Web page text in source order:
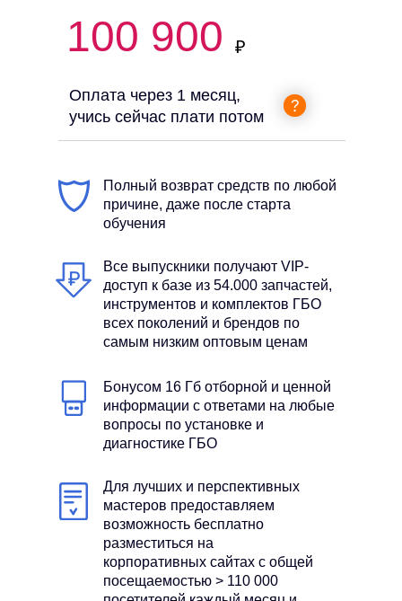
Оплата через 1 месяц,
учись сейчас плати потом
100 900
Полный возврат средств по любой
причине, даже после старта
обучения
Все выпускники получают VIP-
доступ к базе из 54.000 запчастей,
инструментов и комплектов ГБО
всех поколений и брендов по
самым низким оптовым ценам
Бонусом 16 Гб отборной и ценной
информации с ответами на любые
вопросы по установке и
диагностике ГБО
Для лучших и перспективных
мастеров предоставляем
возможность бесплатно
разместиться на
корпоративных сайтах с общей
посещаемостью > 110 000
₽